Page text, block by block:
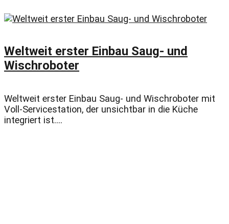
Weltweit erster Einbau Saug- und
Wischroboter
Weltweit erster Einbau Saug- und Wischroboter mit
Voll-Servicestation, der unsichtbar in die Küche
integriert ist....